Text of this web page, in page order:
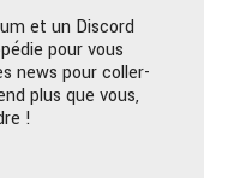
et un Discord
pour vous
news pour coller-
plus que vous,
!